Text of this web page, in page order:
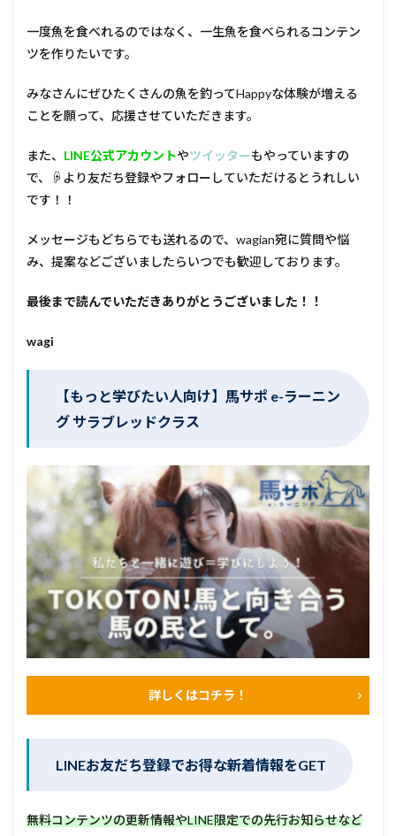
一度魚を食べれるのではなく、一生魚を食べられるコンテン
ツを作りたいです。
みなさんにぜひたくさんの魚を釣ってHappyな体験が増える
ことを願って、応援させていただきます。
また、 LINE公式アカウントやツイッターもやっていますの
で、☟より友だち登録やフォローしていただけるとうれしい
です！！
メッセージもどちらでも送れるので、wagian宛に質問や悩
み、提案などございましたらいつでも歓迎しております。
最後まで読んでいただきありがとうございました！！
wagi
【もっと学びたい人向け】馬サポ e-ラーニン
グ サラブレッドクラス
詳しくはコチラ！
LINEお友だち登録でお得な新着情報をGET
無料コンテンツの更新情報やLINE限定での先行お知らせなど